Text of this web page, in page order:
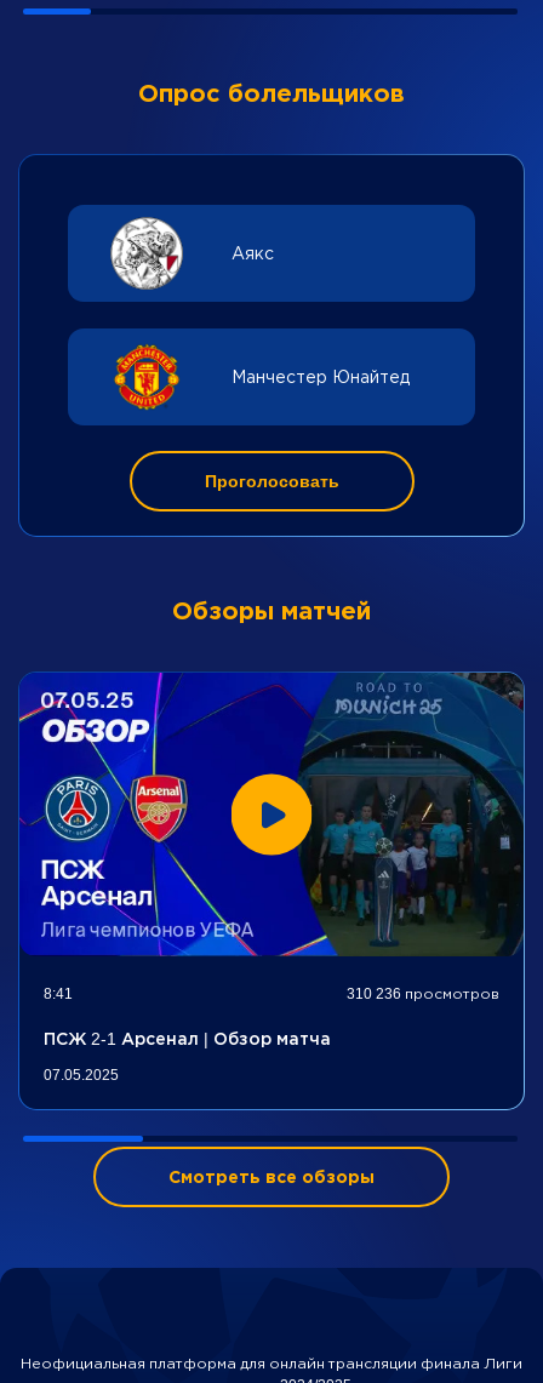
Опрос болельщиков
Аякс
Манчестер Юнайтед
Проголосовать
Обзоры матчей
8:41 310 236 просмотров
ПСЖ 2-1 Арсенал | Обзор матча
07.05.2025
Смотреть все обзоры
Неофициальная платформа для онлайн трансляции финала Лиги